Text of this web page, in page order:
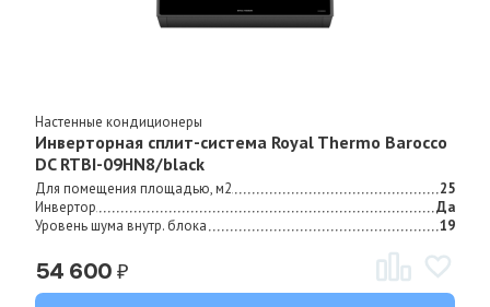
Настенные кондиционеры
Инверторная сплит-система Royal Thermo Barocco
DC RTBI-09HN8/black
Для помещения площадью, м2
25
Инвертор
Да
Уровень шума внутр. блока
19
54 600 ₽